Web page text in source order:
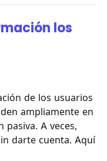
los
de los usuarios
ampliamente en
pasiva. A veces,
darte cuenta. Aquí